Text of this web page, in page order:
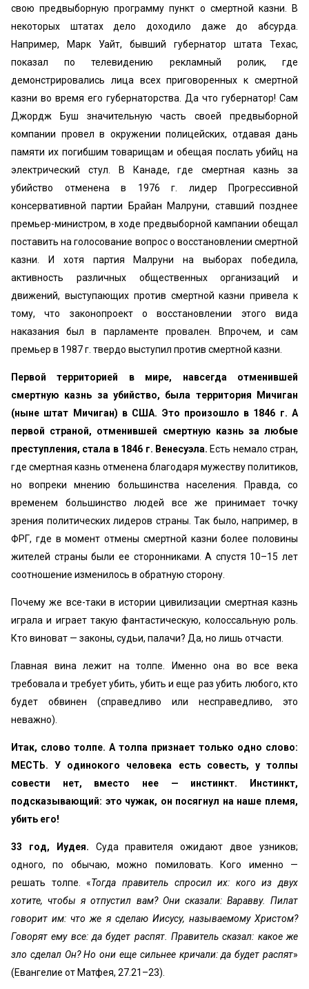
свою предвыборную программу пункт о смертной казни. В
некоторых штатах дело доходило даже до абсурда.
Например, Марк Уайт, бывший губернатор штата Техас,
показал по телевидению рекламный ролик, где
демонстрировались лица всех приговоренных к смертной
казни во время его губернаторства. Да что губернатор! Сам
Джордж Буш значительную часть своей предвыборной
компании провел в окружении полицейских, отдавая дань
памяти их погибшим товарищам и обещая послать убийц на
электрический стул. В Канаде, где смертная казнь за
убийство отменена в 1976 г. лидер Прогрессивной
консервативной партии Брайан Малруни, ставший позднее
премьер-министром, в ходе предвыборной кампании обещал
поставить на голосование вопрос о восстановлении смертной
казни. И хотя партия Малруни на выборах победила,
активность различных общественных организаций и
движений, выступающих против смертной казни привела к
тому, что законопроект о восстановлении этого вида
наказания был в парламенте провален. Впрочем, и сам
премьер в 1987 г. твердо выступил против смертной казни.
Первой территорией в мире, навсегда отменившей
смертную казнь за убийство, была территория Мичиган
(ныне штат Мичиган) в США. Это произошло в 1846 г. А
первой страной, отменившей смертную казнь за любые
преступления, стала в 1846 г. Венесуэла. Есть немало стран,
где смертная казнь отменена благодаря мужеству политиков,
но вопреки мнению большинства населения. Правда, со
временем большинство людей все же принимает точку
зрения политических лидеров страны. Так было, например, в
ФРГ, где в момент отмены смертной казни более половины
жителей страны были ее сторонниками. А спустя 10–15 лет
соотношение изменилось в обратную сторону.
Почему же все-таки в истории цивилизации смертная казнь
играла и играет такую фантастическую, колоссальную роль.
Кто виноват — законы, судьи, палачи? Да, но лишь отчасти.
Главная вина лежит на толпе. Именно она во все века
требовала и требует убить, убить и еще раз убить любого, кто
будет обвинен (справедливо или несправедливо, это
неважно).
Итак, слово толпе. А толпа признает только одно слово:
МЕСТЬ. У одинокого человека есть совесть, у толпы
совести нет, вместо нее — инстинкт. Инстинкт,
подсказывающий: это чужак, он посягнул на наше племя,
убить его!
33 год, Иудея. Суда правителя ожидают двое узников;
одного, по обычаю, можно помиловать. Кого именно —
решать толпе. «Тогда правитель спросил их: кого из двух
хотите, чтобы я отпустил вам? Они сказали: Варавву. Пилат
говорит им: что же я сделаю Иисусу, называемому Христом?
Говорят ему все: да будет распят. Правитель сказал: какое же
зло сделал Он? Но они еще сильнее кричали: да будет распят»
(Евангелие от Матфея, 27.21–23).